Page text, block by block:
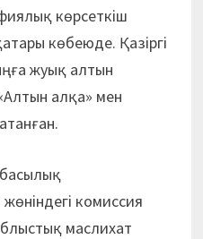
көрсеткіш
көбеюде. Қазіргі
жуық алтын
алқа» мен
комиссия
маслихат